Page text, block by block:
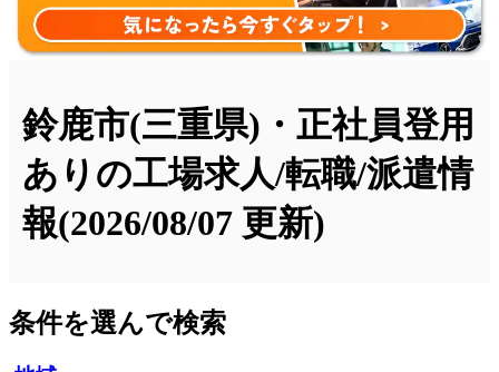
鈴鹿市(三重県)・正社員登用
ありの工場求人/転職/派遣情
報(2026/08/07 更新)
条件を選んで検索